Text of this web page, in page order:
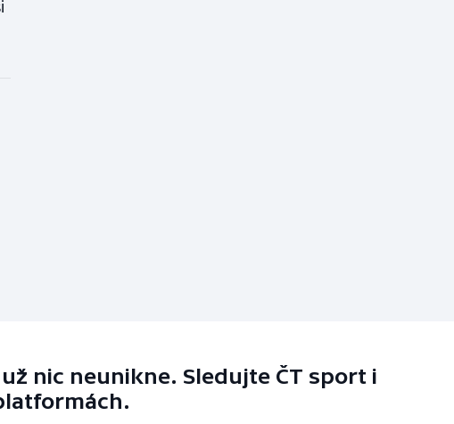
nic neunikne. Sledujte ČT sport i